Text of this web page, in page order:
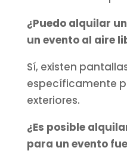
¿Puedo alquilar
un evento al aire
Sí, existen
específicamente
exteriores.
¿Es posible
para un evento